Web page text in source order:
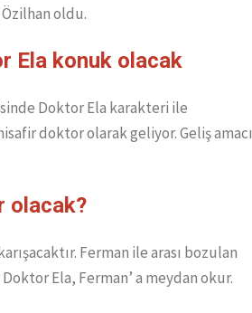
oldu.
Ela konuk olacak
Doktor Ela karakteri ile
doktor olarak geliyor. Geliş amacı
olacak?
Ferman ile arası bozulan
Ela, Ferman’ a meydan okur.